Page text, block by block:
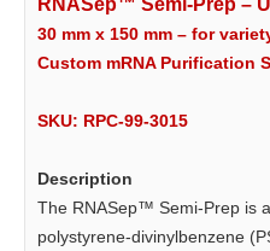
RNASep™ Semi-Prep –
30 mm x 150 mm – for
Custom mRNA Purification
SKU: RPC-99-3015
Description
The RNASep™ Semi-Prep is
polystyrene-divinylbenzene